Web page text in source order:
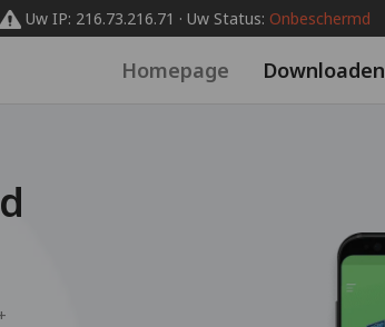
Uw IP: 216.73.216.71 · Uw Status: Onbeschermd
Homepage Downloaden